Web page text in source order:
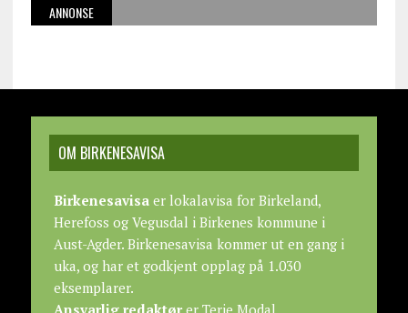
ANNONSE
OM BIRKENESAVISA
Birkenesavisaer lokalavisa for Birkeland,
Herefoss og Vegusdal i Birkenes kommune i
Aust-Agder. Birkenesavisa kommer ut en gang i
uka, og har et godkjent opplag på 1.030
eksemplarer.
Ansvarlig redaktører Terje Modal.